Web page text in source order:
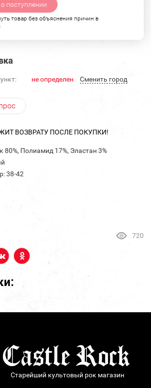
поступлении
товар без объяснения причин в
не определен Cменить город
ВОЗВРАТУ ПОСЛЕ ПОКУПКИ!
80%, Полиамид 17%, Эластан 3%
38-42
720
Старейший культовый рок магазин